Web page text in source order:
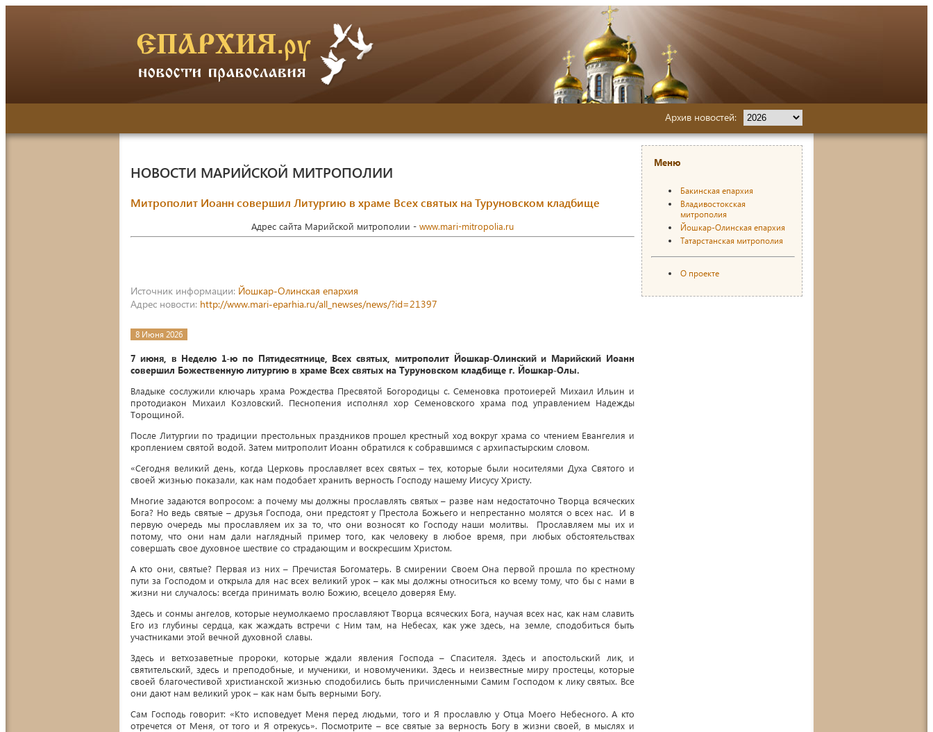
Архив новостей:
НОВОСТИ МАРИЙСКОЙ МИТРОПОЛИИ
Митрополит Иоанн совершил Литургию в храме Всех святых на Туруновском кладбище
Адрес сайта Марийской митрополии - www.mari-mitropolia.ru
Источник информации: Йошкар-Олинская епархия
Адрес новости: http://www.mari-eparhia.ru/all_newses/news/?id=21397
8 Июня 2026
7 июня, в Неделю 1-ю по Пятидесятнице, Всех святых, митрополит Йошкар-Олинский и Марийский Иоанн
совершил Божественную литургию в храме Всех святых на Туруновском кладбище г. Йошкар-Олы.
Владыке сослужили ключарь храма Рождества Пресвятой Богородицы с. Семеновка протоиерей Михаил Ильин и
протодиакон Михаил Козловский. Песнопения исполнял хор Семеновского храма под управлением Надежды
Торощиной.
После Литургии по традиции престольных праздников прошел крестный ход вокруг храма со чтением Евангелия и
кроплением святой водой. Затем митрополит Иоанн обратился к собравшимся с архипастырским словом.
«Сегодня великий день, когда Церковь прославляет всех святых – тех, которые были носителями Духа Святого и
своей жизнью показали, как нам подобает хранить верность Господу нашему Иисусу Христу.
Многие задаются вопросом: а почему мы должны прославлять святых – разве нам недостаточно Творца всяческих
Бога? Но ведь святые – друзья Господа, они предстоят у Престола Божьего и непрестанно молятся о всех нас. И в
первую очередь мы прославляем их за то, что они возносят ко Господу наши молитвы. Прославляем мы их и
потому, что они нам дали наглядный пример того, как человеку в любое время, при любых обстоятельствах
совершать свое духовное шествие со страдающим и воскресшим Христом.
А кто они, святые? Первая из них – Пречистая Богоматерь. В смирении Своем Она первой прошла по крестному
пути за Господом и открыла для нас всех великий урок – как мы должны относиться ко всему тому, что бы с нами в
жизни ни случалось: всегда принимать волю Божию, всецело доверяя Ему.
Здесь и сонмы ангелов, которые неумолкаемо прославляют Творца всяческих Бога, научая всех нас, как нам славить
Его из глубины сердца, как жаждать встречи с Ним там, на Небесах, как уже здесь, на земле, сподобиться быть
участниками этой вечной духовной славы.
Здесь и ветхозаветные пророки, которые ждали явления Господа – Спасителя. Здесь и апостольский лик, и
святительский, здесь и преподобные, и мученики, и новомученики. Здесь и неизвестные миру простецы, которые
своей благочестивой христианской жизнью сподобились быть причисленными Самим Господом к лику святых. Все
они дают нам великий урок – как нам быть верными Богу.
Сам Господь говорит: «Кто исповедует Меня перед людьми, того и Я прославлю у Отца Моего Небесного. А кто
отречется от Меня, от того и Я отрекусь». Посмотрите – все святые за верность Богу в жизни своей, в мыслях и
Меню
Бакинская епархия
Владивостокская
митрополия
Йошкар-Олинская епархия
Татарстанская митрополия
О проекте